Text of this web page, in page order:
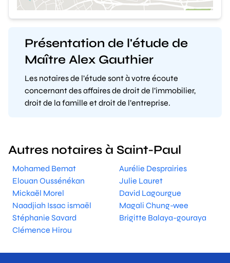
Présentation de l'étude de
Maître Alex Gauthier
Les notaires de l’étude sont à votre écoute
concernant des affaires de droit de l’immobilier,
droit de la famille et droit de l’entreprise.
Autres notaires à Saint-Paul
Mohamed Bemat
Aurélie Desprairies
Elouan Oussénékan
Julie Lauret
Mickaël Morel
David Lagourgue
Naadjiah Issac ismaël
Magali Chung-wee
Stéphanie Savard
Brigitte Balaya-gouraya
Clémence Hirou